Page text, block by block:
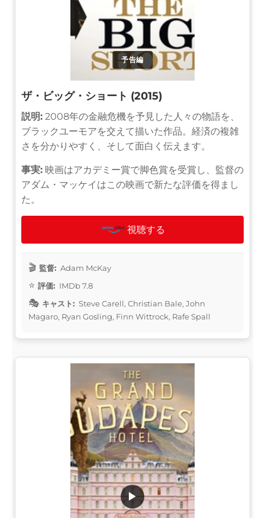
予告編
ザ・ビッグ・ショート (2015)
説明: 2008年の金融危機を予見した人々の物語を、
ブラックユーモアを交えて描いた作品。経済の複雑
さを分かりやすく、そして面白く伝えます。
事実: 映画はアカデミー賞で脚色賞を受賞し、監督の
アダム・マッケイはこの映画で新たな評価を得まし
た。
視聴する
監督: Adam McKay
評価: IMDb 7.8
キャスト: Steve Carell, Christian Bale, John
Magaro, Ryan Gosling, Finn Wittrock, Rafe Spall
▶